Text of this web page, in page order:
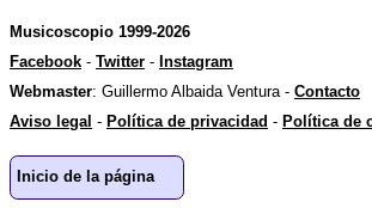
Musicoscopio 1999-2026
Facebook - Twitter - Instagram
Webmaster: Guillermo Albaida Ventura - Contacto
Aviso legal - Política de privacidad - Política de
Inicio de la página